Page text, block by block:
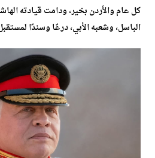
كل عام والأردن بخير، ودامت قيادته
الباسل، وشعبه الأبي، درعًا وسندًا